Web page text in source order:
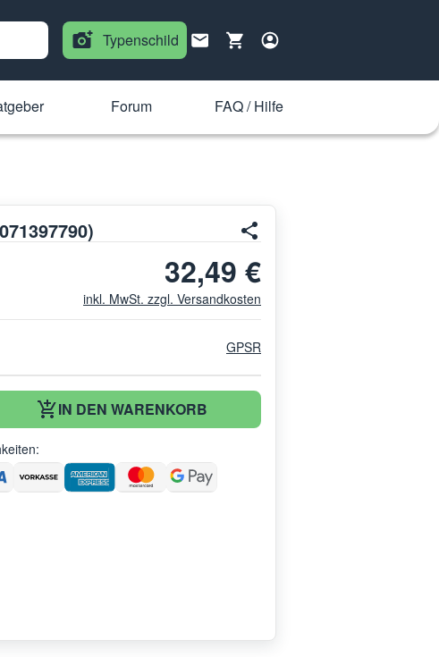
Typenschild
Forum FAQ / Hilfe
32,49 €
inkl. MwSt. zzgl. Versandkosten
GPSR
IN DEN WARENKORB